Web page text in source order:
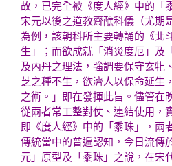
故，已完全被《度人經》中的「
宋元以後之道教齋醮科儀（尤期
為例，該朝科所主要轉誦的《北
生」；而欲成就「消災度厄」及
及內丹之理法，強調要保守玄牝
芝之種不生，欲濟人以保命延生
之術。」即在發揮此旨。儘管在
從兩者常工整對仗、連結使用，
即《度人經》中的「黍珠」，兩
傳統當中的普遍認知，今日流傳
元」原型及「黍珠」之說，在宋